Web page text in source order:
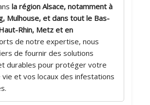
la région Alsace, notamment à
Mulhouse, et dans tout le Bas-
Rhin, Metz et en
de notre expertise, nous
de fournir des solutions
durables pour protéger votre
vie et vos locaux des infestations